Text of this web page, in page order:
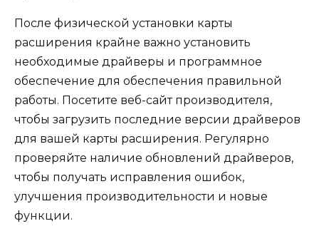
После физической установки карты
расширения крайне важно установить
необходимые драйверы и программное
обеспечение для обеспечения правильной
работы. Посетите веб-сайт производителя,
чтобы загрузить последние версии драйверов
для вашей карты расширения. Регулярно
проверяйте наличие обновлений драйверов,
чтобы получать исправления ошибок,
улучшения производительности и новые
функции.